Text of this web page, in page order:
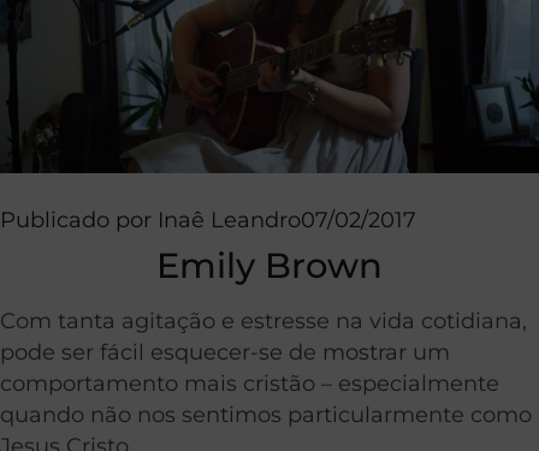
Publicado por Inaê Leandro07/02/2017
Emily Brown
Com tanta agitação e estresse na vida cotidiana,
pode ser fácil esquecer-se de mostrar um
comportamento mais cristão – especialmente
quando não nos sentimos particularmente como
Jesus Cristo.